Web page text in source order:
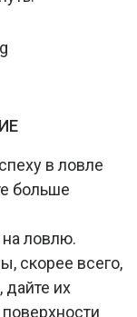
в ловле
больше
ловлю.
скорее всего,
дайте их